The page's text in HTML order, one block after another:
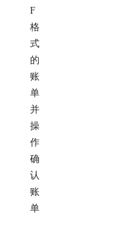
F
格
式
的
账
单
并
操
作
确
认
账
单